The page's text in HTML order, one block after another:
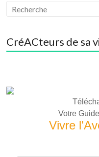
CréACteurs de sa
Votre
Vivre